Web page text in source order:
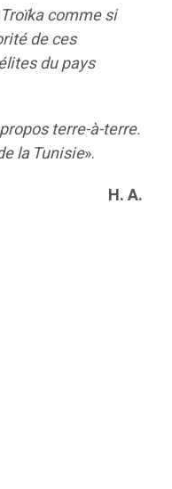
comme si
de ces
du pays
terre-à-terre.
la Tunisie».
H. A.